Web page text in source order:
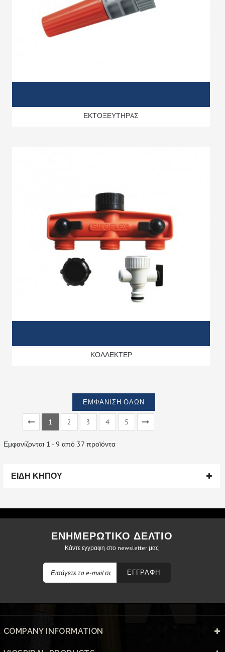
ΕΚΤΟΞΕΥΤΗΡAΣ
ΚΟΛΛΕΚΤΕΡ
ΕΜΦΆΝΙΣΗ ΌΛΩΝ
1 2 3 4 5
Εμφανίζονται 1 - 9 από 37 προϊόντα
ΕΙΔΗ ΚΗΠΟΥ
ΕΝΗΜΕΡΩΤΙΚΟ ΔΕΛΤΙΟ
Κάντε εγγραφη στο newsletter μας
ΕΓΓΡΑΦΗ
COMPANY INFORMATION